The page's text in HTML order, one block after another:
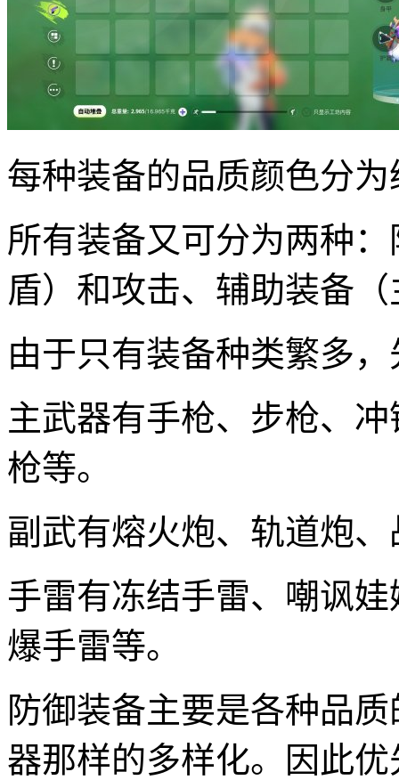
每种装备的品质颜色分
所有装备又可分为两种
盾）和攻击、辅助装备
由于只有装备种类繁多
主武器有手枪、步枪、
枪等。
副武有熔火炮、轨道炮
手雷有冻结手雷、嘲讽
爆手雷等。
防御装备主要是各种品
器那样的多样化。因此